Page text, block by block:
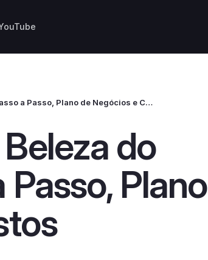
Abrir Um Salão de Beleza do Zero: Guia Passo a Passo, Plano de Negócios e Custos
do
Passo, Plano